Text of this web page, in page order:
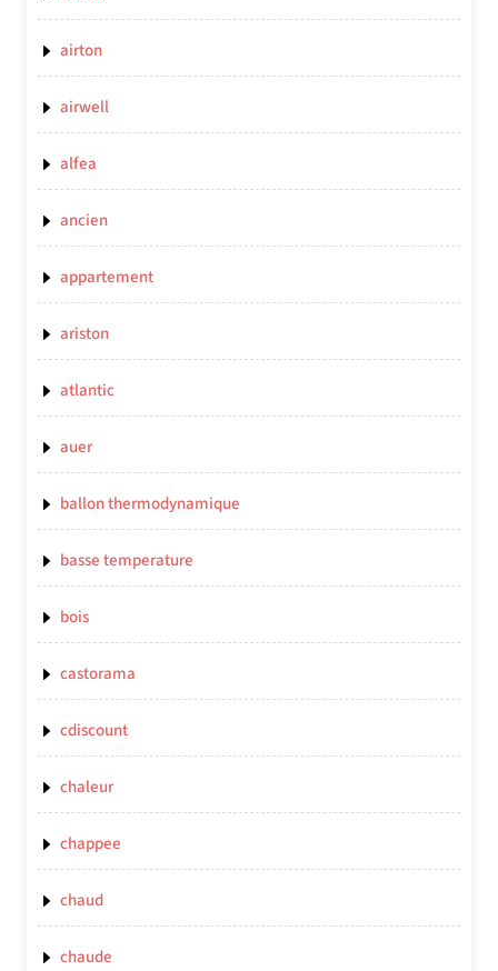
airton
airwell
alfea
ancien
appartement
ariston
atlantic
auer
ballon thermodynamique
basse temperature
bois
castorama
cdiscount
chaleur
chappee
chaud
chaude